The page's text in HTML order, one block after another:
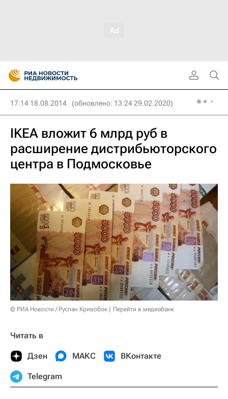
17:14 18.08.2014 (обновлено: 13:24 29.02.2020)
IKEA вложит 6 млрд руб в
расширение дистрибьюторского
центра в Подмосковье
© РИА Новости / Руслан Кривобок Перейти в медиабанк
Читать в
Дзен МАКС ВКонтакте
Telegram